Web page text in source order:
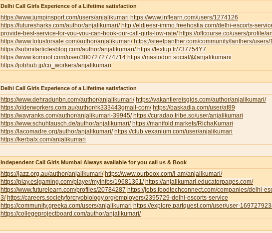
Delhi Call Girls Experience of a Lifetime satisfaction
https://www.jumpinsport.com/users/anjalikumari https://www.inflearn.com/users/1274126
https://futuresharks.com/author/anjalikumari/ http://eldjeesr-immo.freehostia.com/delhi-escorts-
provide-best-service-for-you-you-can-book-our-call-girls-low-rate/ https://offcourse.co/users/profile/
https://www.lotusforsale.com/author/anjalikumari/ https://steelpanther.com/community/fanthers/
https://submitarticlesblog.com/author/anjalikumari/ https://textup.fr/737754Y7
https://www.komoot.com/user/3807272774714 https://mastodon.social/@anjalikumarii
https://jobhub.jp/co_workers/anjalikumari
Delhi Call Girls Experience of a Lifetime satisfaction
https://www.dehradunbn.com/author/anjalikumari/ https://vakantiereisgids.com/author/anjalikumari/
https://olderworkers.com.au/author/rk333443gmail-com/ https://baskadia.com/user/af89
https://wayranks.com/author/anjalikumari-39945/ https://curadao.tribe.so/user/anjalikumari
https://www.schuhtausch.de/author/anjalikumari/ https://manifold.markets/RichaKumari
https://lacomadre.org/author/anjalikumari/ https://club.vexanium.com/user/anjalikumari
https://kerbalx.com/anjalikumari
Independent Call Girls Mumbai Always available for you call us & Book
https://jazz.org.au/author/anjalikumari/ https://www.ourboox.com/i-am/anjalikumari/
https://play.eslgaming.com/player/myinfos/19681361/ https://anjalikumari.educatorpages.com/
https://www.futurelearn.com/profiles/20784287 https://jobs.foodtechconnect.com/companies/delhi-
3/ https://careers.societyforcryobiology.org/employers/2395729-delhi-escorts-service
https://community.greeka.com/users/anjalikumari https://explore.partquest.com/user/user-
https://collegeprojectboard.com/author/anjalikumari/